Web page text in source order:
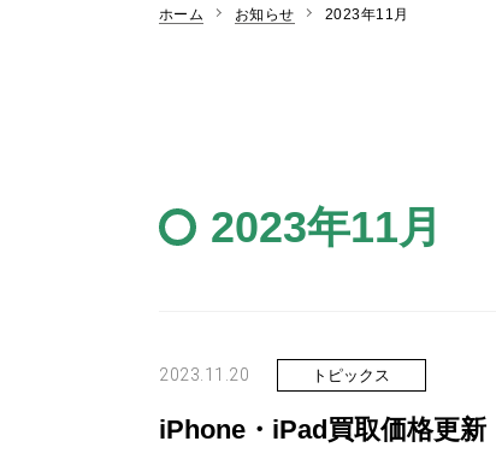
ホーム お知らせ 2023年11月
2023年11月
2023.11.20 トピックス
iPhone・iPad買取価格更新